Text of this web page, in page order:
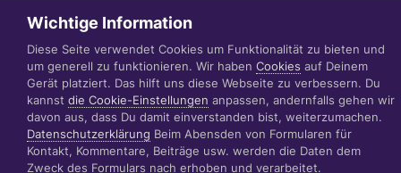
Teilen
Datenschutzerklärung Impressum
© 1999 - 2022 RÄBIGER IT|WEB|VIDEO|CONSULTING
www.raebiger.pro
Powered by Invision Community
Wichtige Information
Diese Seite verwendet Cookies um Funktionalität zu bieten und
um generell zu funktionieren. Wir haben Cookies auf Deinem
Gerät platziert. Das hilft uns diese Webseite zu verbessern. Du
kannst die Cookie-Einstellungen anpassen, andernfalls gehen wir
davon aus, dass Du damit einverstanden bist, weiterzumachen.
Datenschutzerklärung Beim Abensden von Formularen für
Kontakt, Kommentare, Beiträge usw. werden die Daten dem
Zweck des Formulars nach erhoben und verarbeitet.